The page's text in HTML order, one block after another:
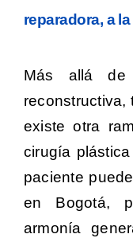
reparadora, a
Más allá de
reconstructiva,
existe otra
cirugía
paciente
en Bogotá,
armonía